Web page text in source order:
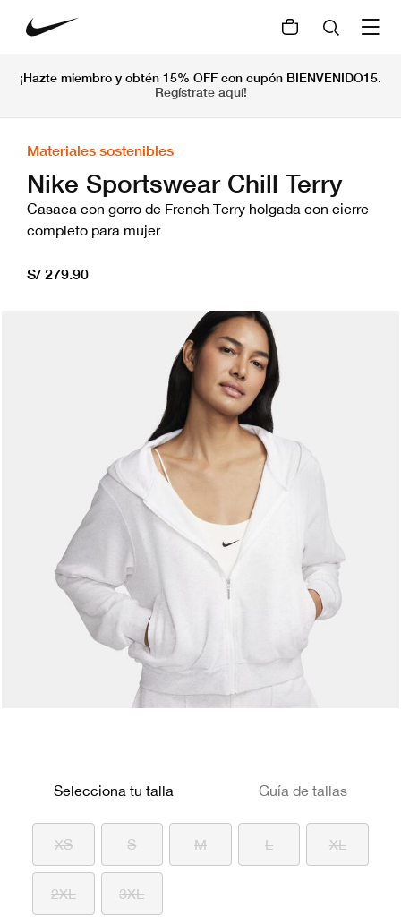
¡Hazte miembro y obtén 15% OFF con cupón BIENVENIDO15.
Regístrate aquí!
Materiales sostenibles
Nike Sportswear Chill Terry
Casaca con gorro de French Terry holgada con cierre
completo para mujer
S/ 279.90
Selecciona tu talla Guía de tallas
XS S M L XL
2XL 3XL